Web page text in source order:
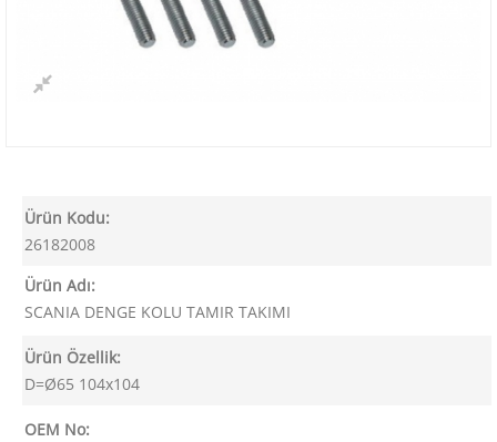
Ürün Kodu:
26182008
Ürün Adı:
SCANIA DENGE KOLU TAMIR TAKIMI
Ürün Özellik:
D=Ø65 104x104
OEM No: